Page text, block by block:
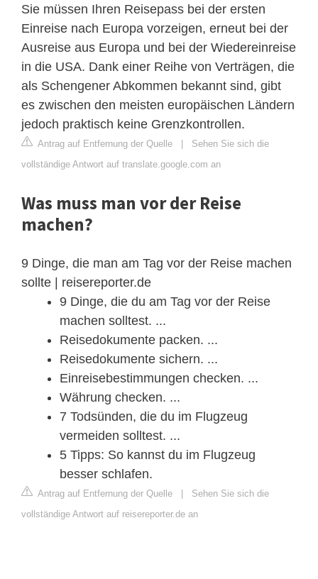
Sie müssen Ihren Reisepass bei der ersten
Einreise nach Europa vorzeigen, erneut bei der
Ausreise aus Europa und bei der Wiedereinreise
in die USA. Dank einer Reihe von Verträgen, die
als Schengener Abkommen bekannt sind, gibt
es zwischen den meisten europäischen Ländern
jedoch praktisch keine Grenzkontrollen.
Antrag auf Entfernung der Quelle | Sehen Sie sich die
vollständige Antwort auf translate.google.com an
Was muss man vor der Reise
machen?
9 Dinge, die man am Tag vor der Reise machen
sollte | reisereporter.de
9 Dinge, die du am Tag vor der Reise
machen solltest. ...
Reisedokumente packen. ...
Reisedokumente sichern. ...
Einreisebestimmungen checken. ...
Währung checken. ...
7 Todsünden, die du im Flugzeug
vermeiden solltest. ...
5 Tipps: So kannst du im Flugzeug
besser schlafen.
Antrag auf Entfernung der Quelle | Sehen Sie sich die
vollständige Antwort auf reisereporter.de an